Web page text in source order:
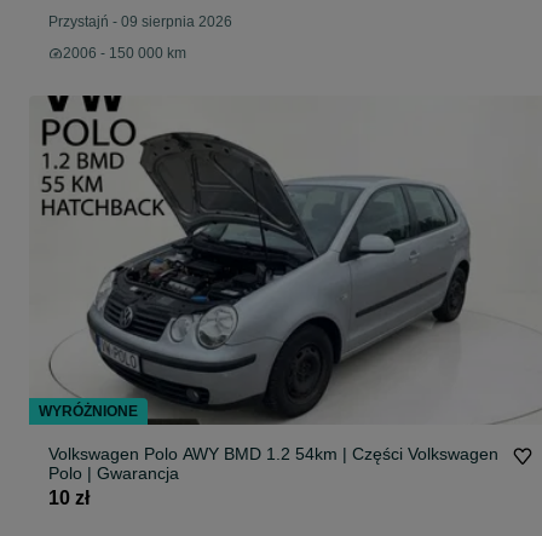
Przystajń - 09 sierpnia 2026
2006 - 150 000 km
Volkswagen Polo AWY BMD 1.2 54km | Części Volkswagen
Polo | Gwarancja
10 zł
WYRÓŻNIONE